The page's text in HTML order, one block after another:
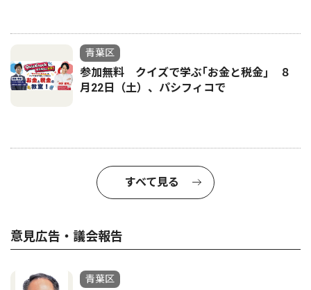
青葉区
参加無料 クイズで学ぶ｢お金と税金｣ ８
月22日（土）、パシフィコで
すべて見る
意見広告・議会報告
青葉区